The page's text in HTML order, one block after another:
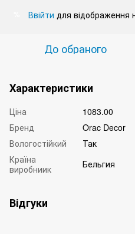
Ввійти для відображення
До обраного
Характеристики
Ціна
1083.00
Бренд
Orac Decor
Вологостійкий
Так
Країна
виробниик
Бельгия
Відгуки